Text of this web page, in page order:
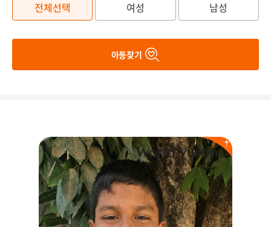
전체선택 여성 남성
아동찾기